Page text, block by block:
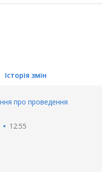
Історія змін
про проведення
12:55